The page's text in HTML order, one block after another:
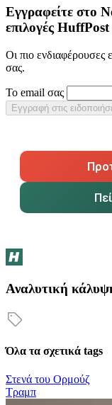
Εγγραφείτε στο
επιλογές HuffPost
Οι πιο ενδιαφέρουσες
σας.
Το email σας
Εγγραφή στις
Αναλυτική
Όλα τα σχετικά tags
Στενά του Ορμούζ
Τραμπ